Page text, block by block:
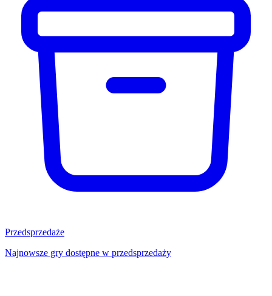
Przedsprzedaże
Najnowsze gry dostępne w przedsprzedaży